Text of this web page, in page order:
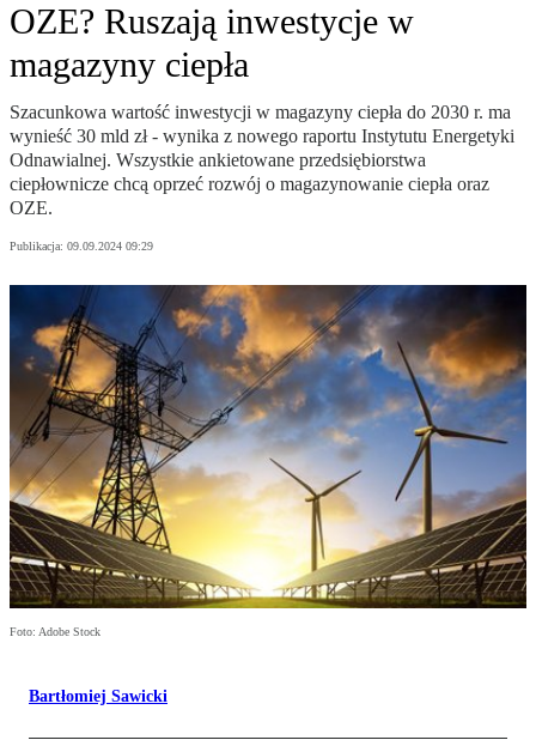
OZE? Ruszają inwestycje w
magazyny ciepła
Szacunkowa wartość inwestycji w magazyny ciepła do 2030 r. ma
wynieść 30 mld zł - wynika z nowego raportu Instytutu Energetyki
Odnawialnej. Wszystkie ankietowane przedsiębiorstwa
ciepłownicze chcą oprzeć rozwój o magazynowanie ciepła oraz
OZE.
Publikacja: 09.09.2024 09:29
Foto: Adobe Stock
Bartłomiej Sawicki